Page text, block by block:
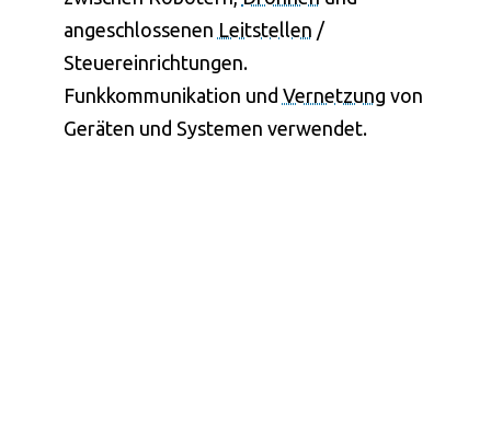
angeschlossenen Leitstellen /
Steuereinrichtungen.
Funkkommunikation und Vernetzung von
Geräten und Systemen verwendet.